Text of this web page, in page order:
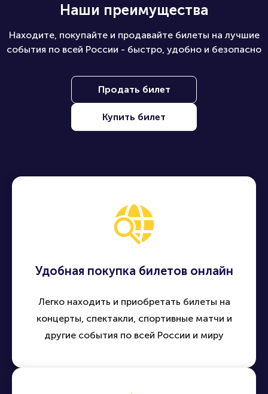
Наши преимущества
Находите, покупайте и продавайте билеты на лучшие
события по всей России - быстро, удобно и безопасно
Продать билет
Купить билет
Удобная покупка билетов онлайн
Легко находить и приобретать билеты на
концерты, спектакли, спортивные матчи и
другие события по всей России и миру